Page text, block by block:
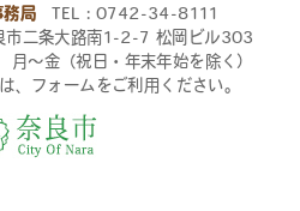
務局 TEL：0742-34-8111
二条大路南1-2-7 松岡ビル303
〜金（祝日・年末年始を除く）
、フォームをご利用ください。